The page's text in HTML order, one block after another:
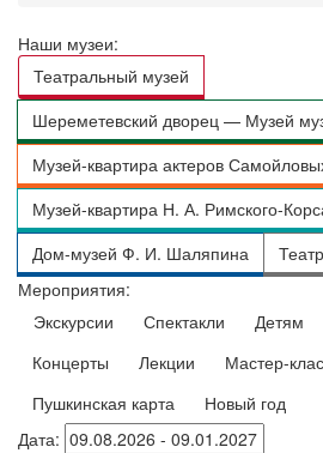
Наши музеи:
Театральный музей
Шереметевский дворец — Музей
Музей-квартира актеров
Музей-квартира Н. А. Римского-
Дом-музей Ф. И. Шаляпина
Мероприятия:
Экскурсии
Спектакли Детям
Концерты
Лекции
Мастер-
Пушкинская карта
Новый год
Дата: